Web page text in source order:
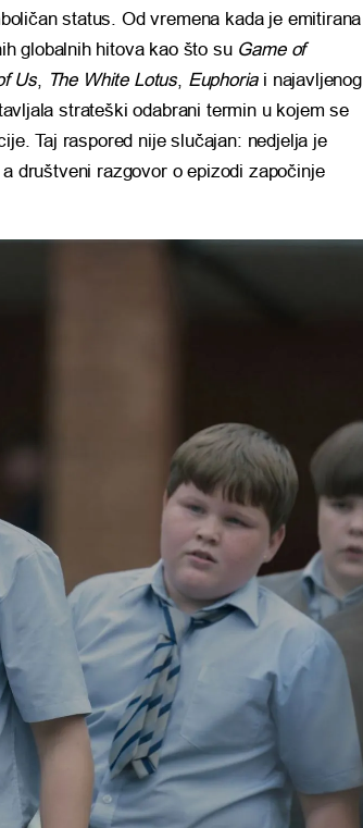
status. Od vremena kada je emitirana
globalnih hitova kao što su Game of
Us, The White Lotus, Euphoriai najavljenog
strateški odabrani termin u kojem se
Taj raspored nije slučajan: nedjelja je
društveni razgovor o epizodi započinje